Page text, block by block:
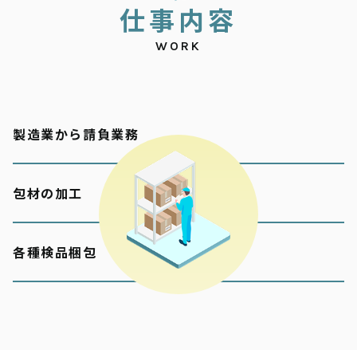
仕事内容
WORK
製造業から請負業務
包材の加工
各種検品梱包